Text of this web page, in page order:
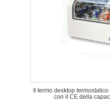
Il termo desktop
con il CE della